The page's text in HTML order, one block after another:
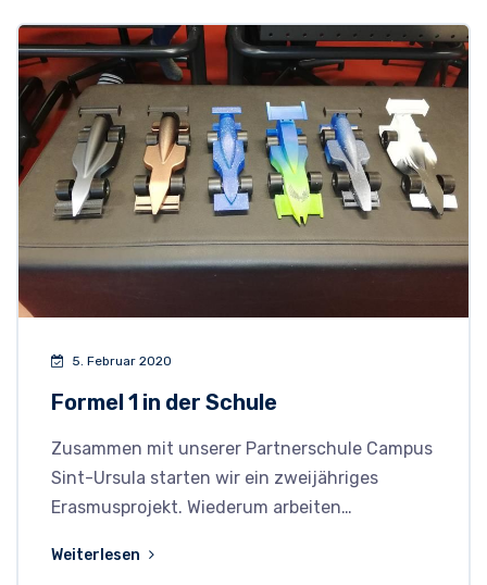
5. Februar 2020
Formel 1 in der Schule
Zusammen mit unserer Partnerschule Campus
Sint-Ursula starten wir ein zweijähriges
Erasmusprojekt. Wiederum arbeiten…
Weiterlesen